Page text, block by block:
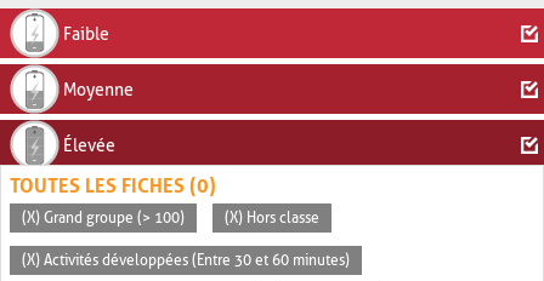
Faible
Moyenne
Élevée
TOUTES LES FICHES (0)
(X) Grand groupe (> 100) (X) Hors classe
(X) Activités développées (Entre 30 et 60 minutes)